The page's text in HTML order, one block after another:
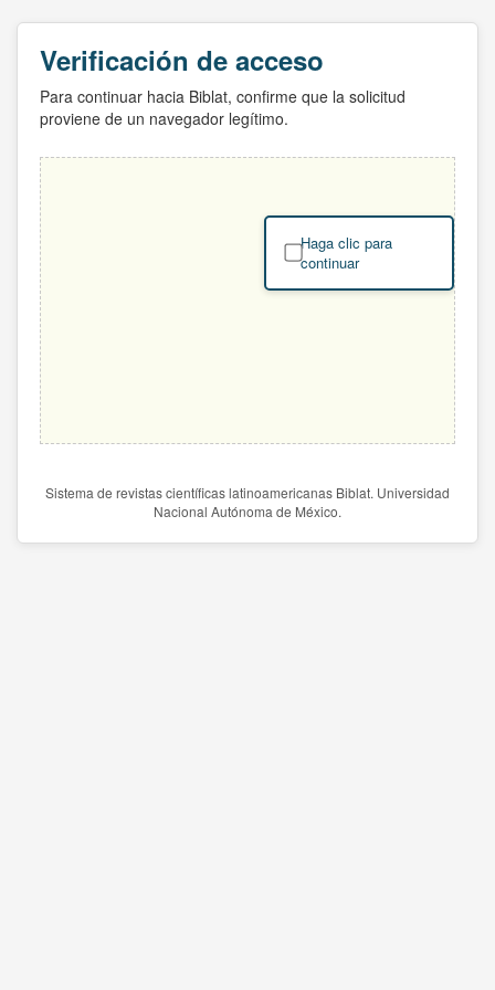
Verificación de acceso
Para continuar hacia Biblat, confirme que la solicitud
proviene de un navegador legítimo.
Haga clic para
continuar
Sistema de revistas científicas latinoamericanas Biblat. Universidad
Nacional Autónoma de México.